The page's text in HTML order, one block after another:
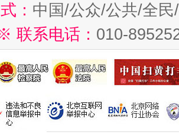
： 中国/公众/公共/全
联系电话： 010-